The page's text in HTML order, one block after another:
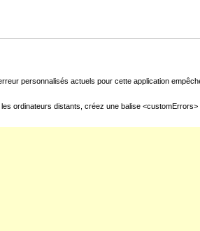
personnalisés actuels pour cette application
ordinateurs distants, créez une balise